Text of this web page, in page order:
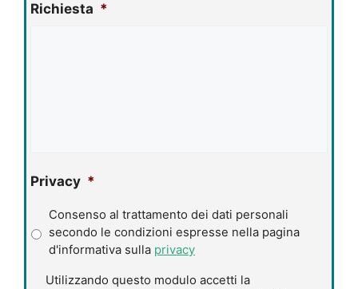
Richiesta *
Privacy *
Consenso al trattamento dei dati personali
secondo le condizioni espresse nella pagina
d'informativa sulla privacy
Utilizzando questo modulo accetti la